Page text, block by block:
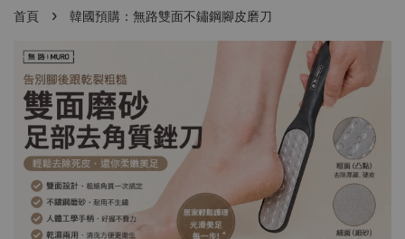
首頁 › 韓國預購：無路雙面不鏽鋼腳皮磨刀